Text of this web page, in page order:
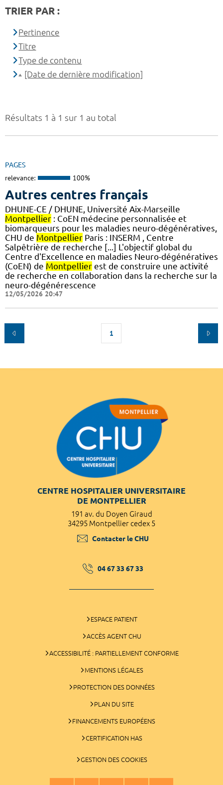
Résultats 1 à 1 sur 1 au total
PAGES
relevance: 100%
Autres centres français
DHUNE-CE / DHUNE, Université Aix-Marseille
Montpellier : CoEN médecine personnalisée et
biomarqueurs pour les maladies neuro-dégénératives,
CHU de Montpellier Paris : INSERM , Centre
Salpêtrière de recherche [...] L'objectif global du
Centre d'Excellence en maladies Neuro-dégénératives
(CoEN) de Montpellier est de construire une activité
de recherche en collaboration dans la recherche sur la
neuro-dégénérescence
12/05/2026 20:47
1
TRIER PAR :
Pertinence
Titre
Type de contenu
[Date de dernière modification]
CENTRE HOSPITALIER UNIVERSITAIRE
DE MONTPELLIER
191 av. du Doyen Giraud
34295 Montpellier cedex 5
Contacter le CHU
04 67 33 67 33
ESPACE PATIENT
ACCÈS AGENT CHU
ACCESSIBILITÉ : PARTIELLEMENT CONFORME
MENTIONS LÉGALES
PROTECTION DES DONNÉES
PLAN DU SITE
FINANCEMENTS EUROPÉENS
CERTIFICATION HAS
GESTION DES COOKIES